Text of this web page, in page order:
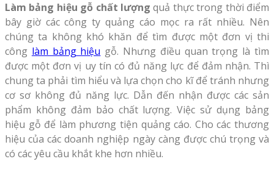
Làm bảng hiệu gỗ chất lượng quả thực trong thời điểm
bây giờ các công ty quảng cáo mọc ra rất nhiều. Nên
chúng ta không khó khăn để tìm được một đơn vị thi
công làm bảng hiệu gỗ. Nhưng điều quan trọng là tìm
được một đơn vị uy tín có đủ năng lực để đảm nhận. Thì
chung ta phải tìm hiểu và lựa chọn cho kĩ để tránh nhưng
cơ sơ không đủ năng lực. Dẫn đến nhận được các sản
phẩm không đảm bảo chất lượng. Việc sử dụng bảng
hiệu gỗ để làm phương tiện quảng cáo. Cho các thương
hiệu của các doanh nghiệp ngày càng được chú trọng và
có các yêu cầu khắt khe hơn nhiều.